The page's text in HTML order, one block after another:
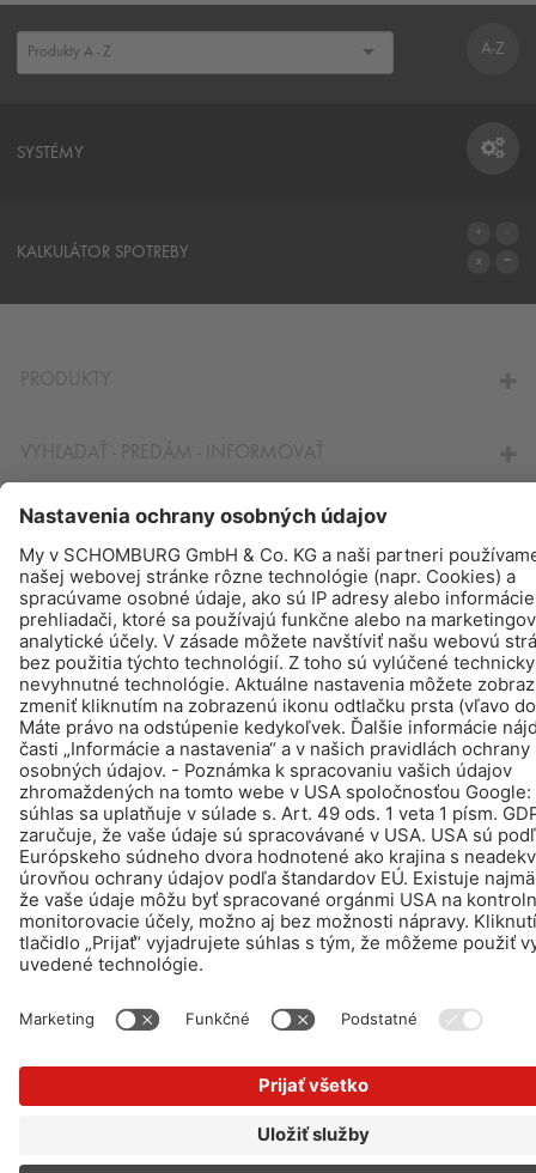
A-Z
SYSTÉMY
KALKULÁTOR SPOTREBY
VYHĽADAŤ - PREDÁM - INFORMOVAŤ
© Schomburg. Tiráž|Informácie o ochrane osobných údajov pre návštevníkov webovej
stránky
Design & realizácia +| LOUIS INTERNET